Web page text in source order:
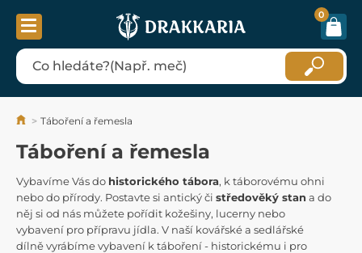
0
Táboření a řemesla
Táboření a řemesla
Vybavíme Vás do historického tábora, k táborovému ohni
nebo do přírody. Postavte si antický či středověký stan a do
něj si od nás můžete pořídit kožešiny, lucerny nebo
vybavení pro přípravu jídla. V naší kovářské a sedlářské
dílně vyrábíme vybavení k táboření - historickému i pro